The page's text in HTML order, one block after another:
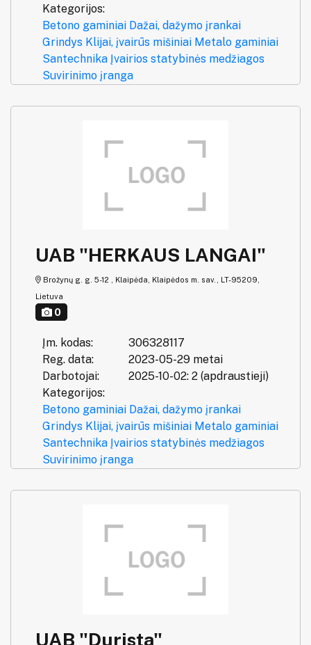
Kategorijos:
Betono gaminiai Dažai, dažymo įrankai
Grindys Klijai, įvairūs mišiniai Metalo gaminiai
Santechnika Įvairios statybinės medžiagos
Suvirinimo įranga
UAB "HERKAUS LANGAI"
Brožynų g. g. 5-12 , Klaipėda, Klaipėdos m. sav., LT-95209,
Lietuva
0
Įm. kodas:
306328117
Reg. data:
2023-05-29 metai
Darbotojai:
2025-10-02: 2 (apdraustieji)
Kategorijos:
Betono gaminiai Dažai, dažymo įrankai
Grindys Klijai, įvairūs mišiniai Metalo gaminiai
Santechnika Įvairios statybinės medžiagos
Suvirinimo įranga
UAB "Durista"